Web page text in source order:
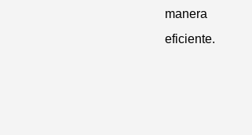
manera
eficiente.